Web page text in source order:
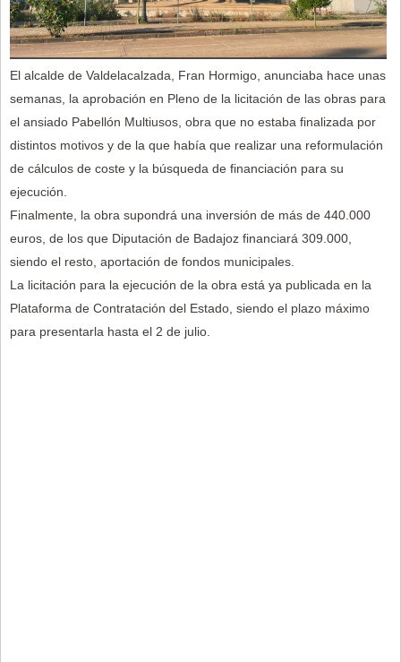
El alcalde de Valdelacalzada, Fran Hormigo, anunciaba hace unas
semanas, la aprobación en Pleno de la licitación de las obras para
el ansiado Pabellón Multiusos, obra que no estaba finalizada por
distintos motivos y de la que había que realizar una reformulación
de cálculos de coste y la búsqueda de financiación para su
ejecución.
Finalmente, la obra supondrá una inversión de más de 440.000
euros, de los que Diputación de Badajoz financiará 309.000,
siendo el resto, aportación de fondos municipales.
La licitación para la ejecución de la obra está ya publicada en la
Plataforma de Contratación del Estado, siendo el plazo máximo
para presentarla hasta el 2 de julio.